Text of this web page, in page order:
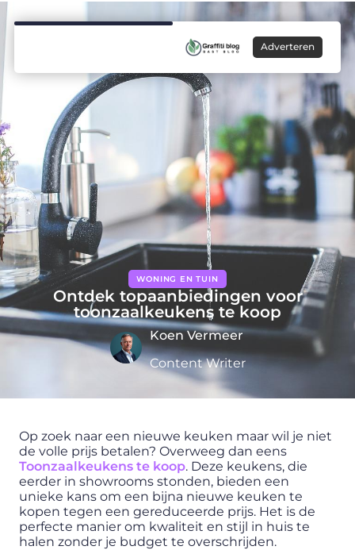
Adverteren
WONING EN TUIN
Ontdek topaanbiedingen voor
toonzaalkeukens te koop
Koen Vermeer
Content Writer
Op zoek naar een nieuwe keuken maar wil je niet
de volle prijs betalen? Overweeg dan eens
Toonzaalkeukens te koop. Deze keukens, die
eerder in showrooms stonden, bieden een
unieke kans om een bijna nieuwe keuken te
kopen tegen een gereduceerde prijs. Het is de
perfecte manier om kwaliteit en stijl in huis te
halen zonder je budget te overschrijden.